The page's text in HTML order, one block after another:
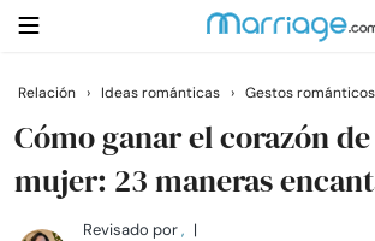
Buscar
Casarse
Relación › Ideas románticas › Gestos
Cómo ganar el corazón
mujer: 23 maneras
Revisado por, |